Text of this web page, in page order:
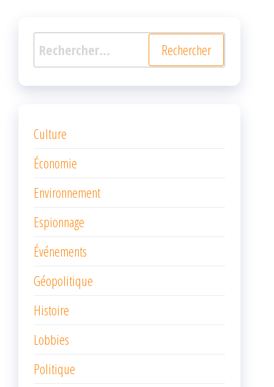
Rechercher :
Culture
Économie
Environnement
Espionnage
Événements
Géopolitique
Histoire
Lobbies
Politique